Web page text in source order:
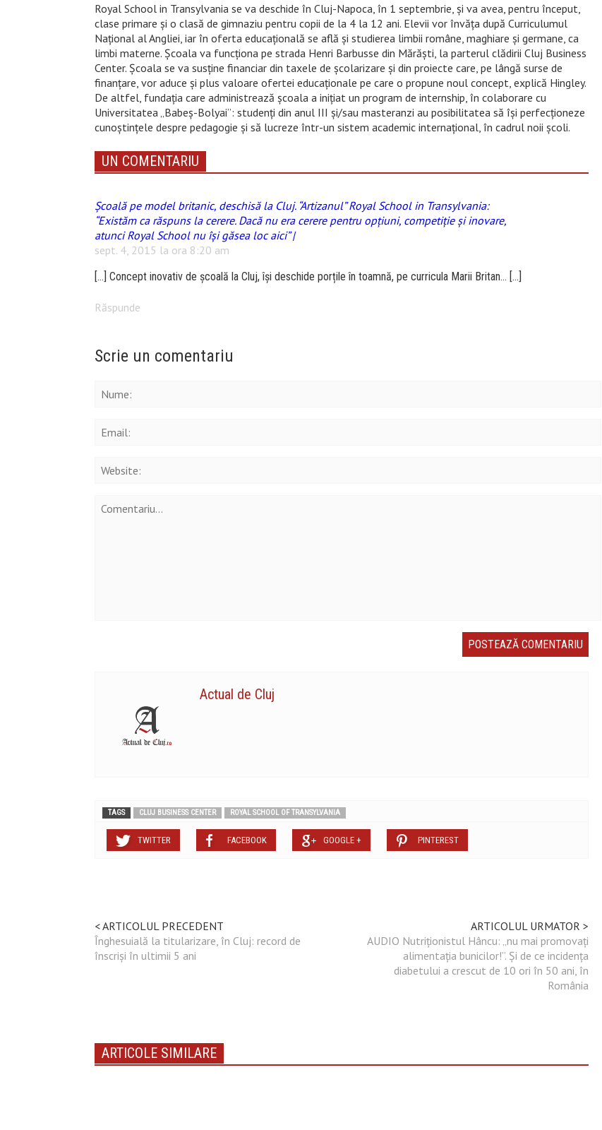
Royal School in Transylvania se va deschide în Cluj-Napoca, în 1 septembrie, şi va avea, pentru început,
clase primare și o clasă de gimnaziu pentru copii de la 4 la 12 ani. Elevii vor învăţa după Curriculumul
Naţional al Angliei, iar în oferta educaţională se află şi studierea limbii române, maghiare şi germane, ca
limbi materne. Școala va funcționa pe strada Henri Barbusse din Mărăști, la parterul clădirii Cluj Business
Center. Şcoala se va susţine financiar din taxele de şcolarizare şi din proiecte care, pe lângă surse de
finanțare, vor aduce și plus valoare ofertei educaţionale pe care o propune noul concept, explică Hingley.
De altfel, fundația care administrează școala a iniţiat un program de internship, în colaborare cu
Universitatea „Babeş-Bolyai”: studenţi din anul III şi/sau masteranzi au posibilitatea să îşi perfecționeze
cunoștințele despre pedagogie și să lucreze într-un sistem academic internațional, în cadrul noii şcoli.
UN COMENTARIU
Şcoală pe model britanic, deschisă la Cluj. “Artizanul” Royal School in Transylvania:
“Existăm ca răspuns la cerere. Dacă nu era cerere pentru opţiuni, competiţie şi inovare,
atunci Royal School nu îşi găsea loc aici” |
sept. 4, 2015 la ora 8:20 am
[…] Concept inovativ de școală la Cluj, își deschide porțile în toamnă, pe curricula Marii Britan… […]
Răspunde
Scrie un comentariu
Actual de Cluj
TAGS CLUJ BUSINESS CENTER ROYAL SCHOOL OF TRANSYLVANIA
TWITTER FACEBOOK GOOGLE + PINTEREST
< ARTICOLUL PRECEDENT
Înghesuială la titularizare, în Cluj: record de
înscriși în ultimii 5 ani
ARTICOLUL URMATOR >
AUDIO Nutriționistul Hâncu: „nu mai promovați
alimentația bunicilor!”. Și de ce incidența
diabetului a crescut de 10 ori în 50 ani, în
România
ARTICOLE SIMILARE